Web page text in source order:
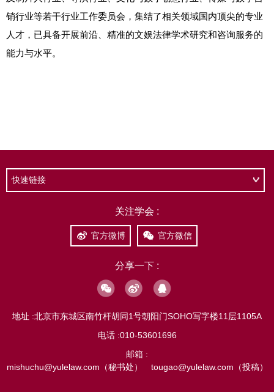
快速链接
关注学会 :
官方微博 官方微信
分享一下 :
地址 :北京市东城区南竹杆胡同1号朝阳门SOHO写字楼11层1105A
电话 :010-53601696
邮箱 :
mishuchu@yulelaw.com（秘书处） tougao@yulelaw.com（投稿）